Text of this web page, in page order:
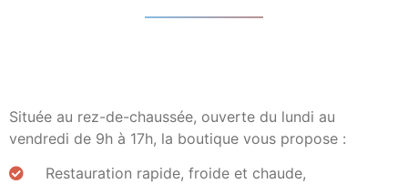
Située au rez-de-chaussée, ouverte du lundi au
vendredi de 9h à 17h, la boutique vous propose :
Restauration rapide, froide et chaude,